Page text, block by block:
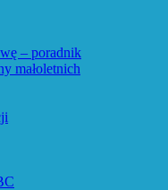
– poradnik
małoletnich